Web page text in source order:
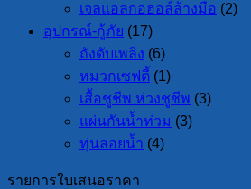
เจลแอลกอฮอล์ล้างมือ (2)
อุปกรณ์-กู้ภัย (17)
ถังดับเพลิง (6)
หมวกเซฟตี้ (1)
เสื้อชูชีพ ห่วงชูชีพ (3)
แผ่นกันน้ำท่วม (3)
ทุ่นลอยน้ำ (4)
รายการใบเสนอราคา